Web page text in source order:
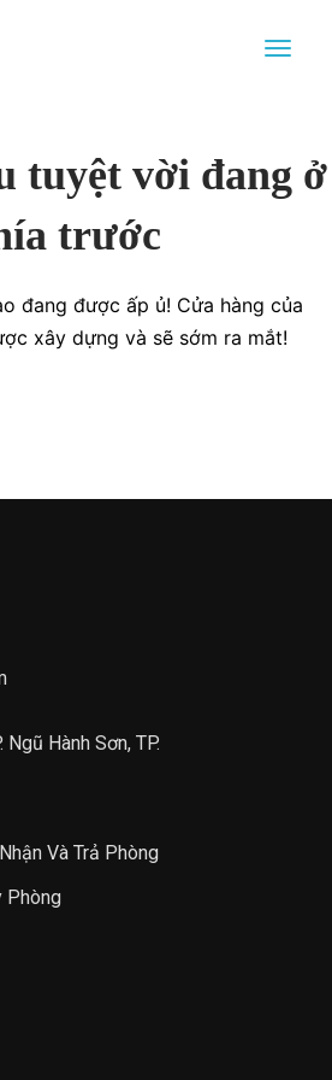
tuyệt vời đang ở
trước
đang được ấp ủ! Cửa hàng của
xây dựng và sẽ sớm ra mắt!
Hành Sơn, TP.
Và Trả Phòng
Phòng